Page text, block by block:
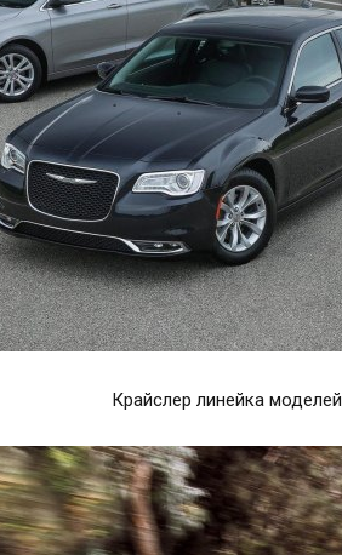
Крайслер линейка моделей